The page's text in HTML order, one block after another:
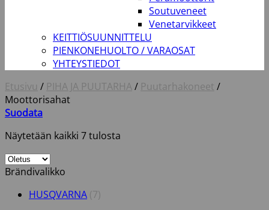
Soutuveneet
Venetarvikkeet
KEITTIÖSUUNNITTELU
PIENKONEHUOLTO / VARAOSAT
YHTEYSTIEDOT
Etusivu / PIHA JA PUUTARHA/ Puutarhakoneet /
Moottorisahat
Suodata
Näytetään kaikki 7 tulosta
Brändivalikko
HUSQVARNA (7)